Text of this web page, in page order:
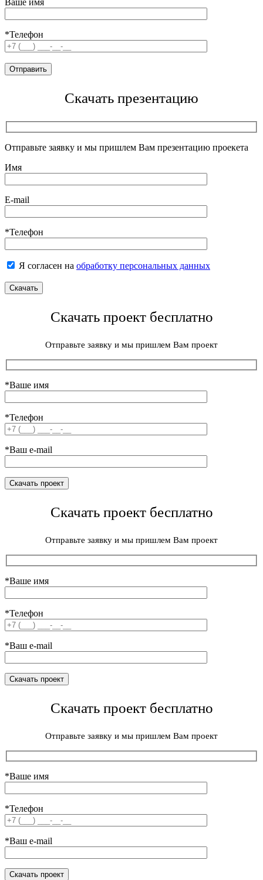
Ваше имя
*Телефон
Скачать презентацию
Отправьте заявку и мы пришлем Вам презентацию проекета
Имя
E-mail
*Телефон
Я согласен на обработку персональных данных
Скачать проект бесплатно
Отправьте заявку и мы пришлем Вам проект
*Ваше имя
*Телефон
*Ваш e-mail
Скачать проект бесплатно
Отправьте заявку и мы пришлем Вам проект
*Ваше имя
*Телефон
*Ваш e-mail
Скачать проект бесплатно
Отправьте заявку и мы пришлем Вам проект
*Ваше имя
*Телефон
*Ваш e-mail